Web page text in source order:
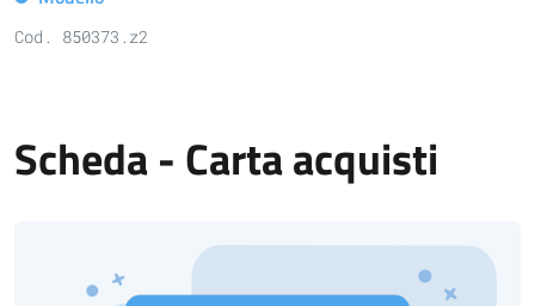
Cod. 850373.z2
Scheda - Carta acquisti